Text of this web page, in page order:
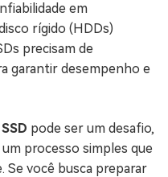
em
rígido (HDDs)
precisam de
garantir desempenho e
pode ser um desafio,
processo simples que
Se você busca preparar